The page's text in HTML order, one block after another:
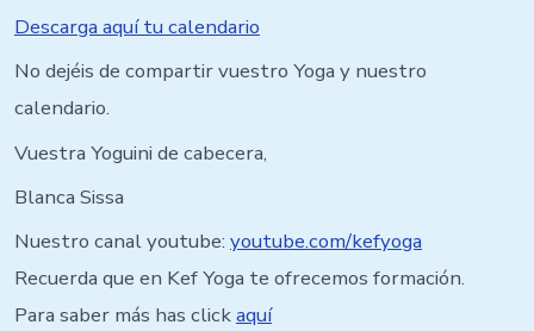
Descarga aquí tu calendario
No dejéis de compartir vuestro Yoga y nuestro
calendario.
Vuestra Yoguini de cabecera,
Blanca Sissa
Nuestro canal youtube: youtube.com/kefyoga
Recuerda que en Kef Yoga te ofrecemos formación.
Para saber más has clickaquí